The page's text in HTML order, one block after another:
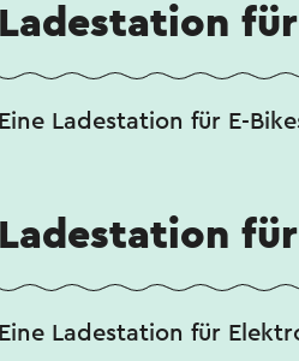
Ladestation
Eine Ladestation für E-
Ladestation
Eine Ladestation für